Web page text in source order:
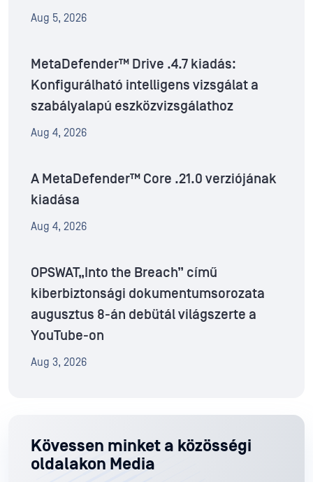
Aug 5, 2026
MetaDefender™ Drive .4.7 kiadás:
Konfigurálható intelligens vizsgálat a
szabályalapú eszközvizsgálathoz
Aug 4, 2026
A MetaDefender™ Core .21.0 verziójának
kiadása
Aug 4, 2026
OPSWAT„Into the Breach” című
kiberbiztonsági dokumentumsorozata
augusztus 8-án debütál világszerte a
YouTube-on
Aug 3, 2026
Kövessen minket a közösségi
oldalakon Media